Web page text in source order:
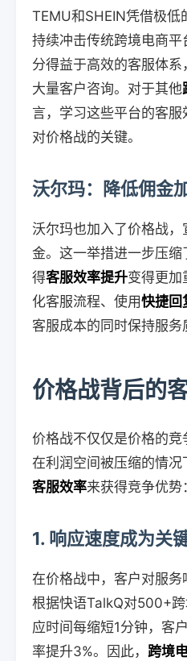
TEMU和SHEIN凭借极低
持续冲击传统跨境电商
分得益于高效的客服体
大量客户咨询。对于其他
言，学习这些平台的客
对价格战的关键。
沃尔玛：降低佣金
沃尔玛也加入了价格战
金。这一举措进一步压
得客服效率提升变得更加
化客服流程、使用快捷回
客服成本的同时保持服务
价格战背后的
价格战不仅仅是价格的竞
在利润空间被压缩的情
客服效率来获得竞争优势：
1. 响应速度成为关
在价格战中，客户对服务
根据快语TalkQ对500+
应时间每缩短1分钟，客
率提升3%。因此， 跨境